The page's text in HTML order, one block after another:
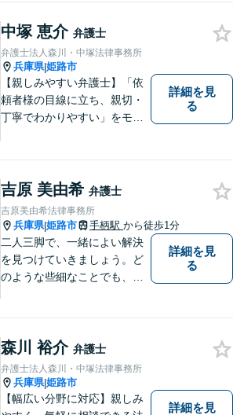
い社会になるためのお力にな
ることができればと考えてい
ます。 お気軽にご相談くださ
い。
中塚 恵介 弁護士
弁護士法人森川・中塚法律事務所
兵庫県|姫路市
【親しみやすい弁護士】「依
頼者様の目線に立ち、親切・
丁寧でわかりやすい」をモッ
はどうにもならないと思える
事でも、弁護士に相談するこ
とでスムーズな解決に繋がる
ことがあります。
詳細を見
る
吉原 美由希 弁護士
吉原美由希法律事務所
兵庫県|姫路市 手柄駅 から徒歩1分
二人三脚で、一緒によい解決
を見つけていきましょう。ど
のような些細なことでも、ま
詳細を見
る
森川 裕介 弁護士
弁護士法人森川・中塚法律事務所
兵庫県|姫路市
【幅広い分野に対応】親しみ
詳細を見